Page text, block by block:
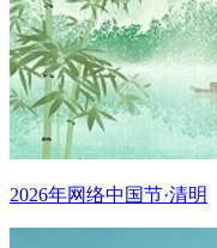
2026年网络中国节·清明